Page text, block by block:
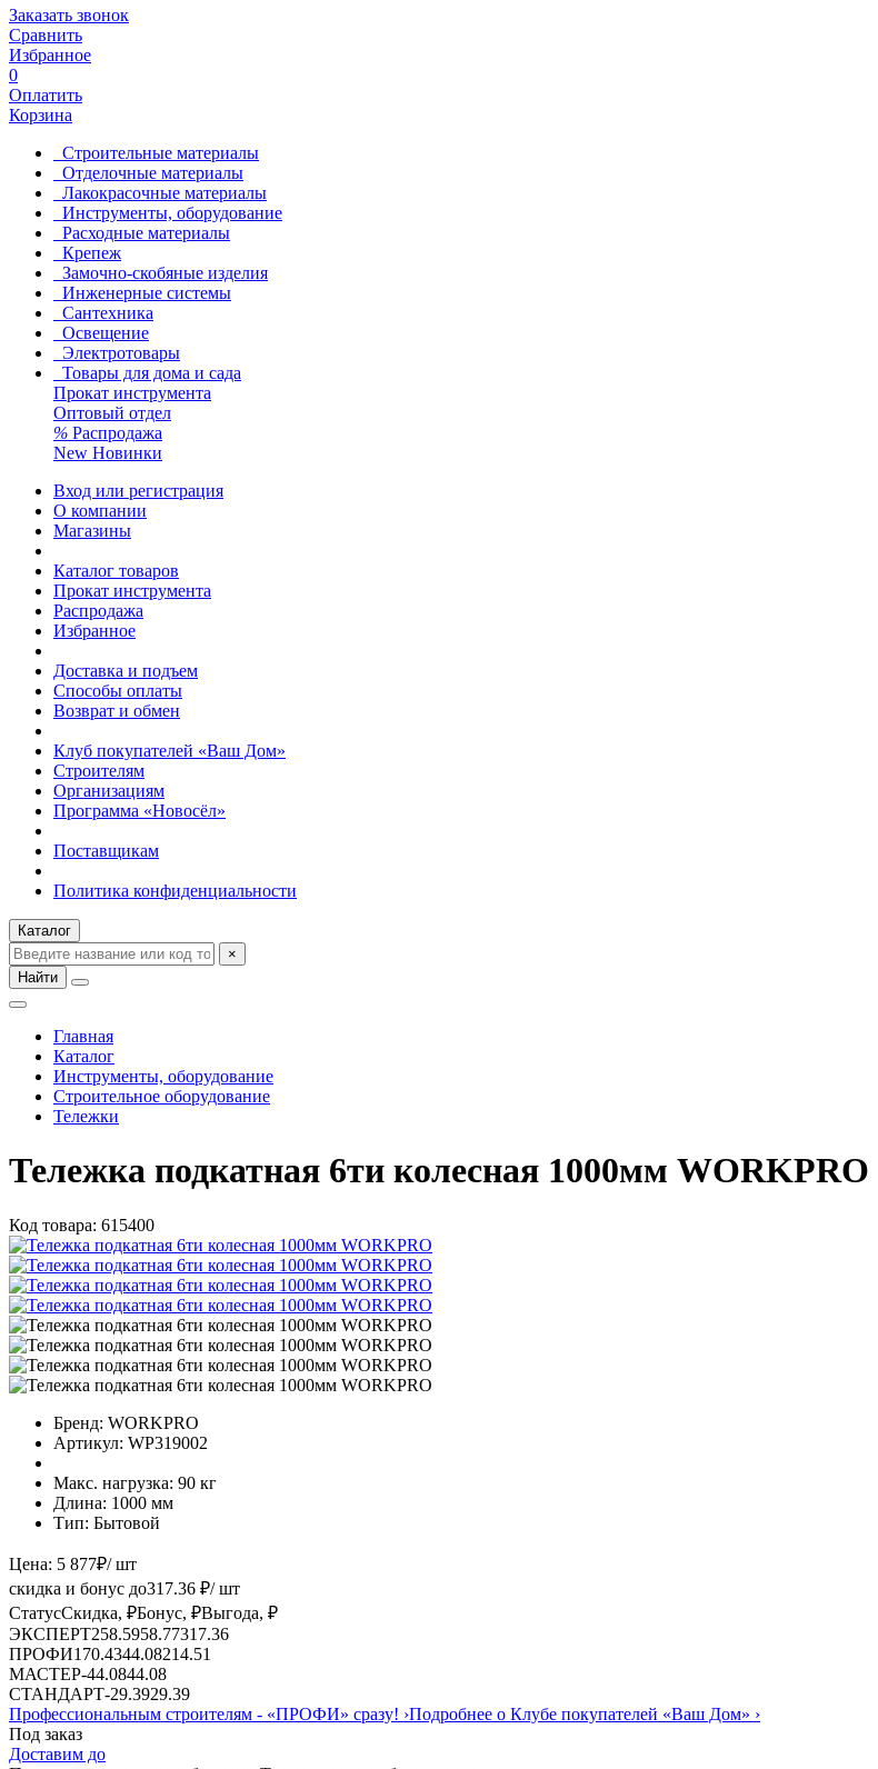
Заказать звонок
Сравнить
Избранное
0
Оплатить
Корзина
Строительные материалы
Отделочные материалы
Лакокрасочные материалы
Инструменты, оборудование
Расходные материалы
Крепеж
Замочно-скобяные изделия
Инженерные системы
Сантехника
Освещение
Электротовары
Товары для дома и сада
Прокат инструмента
Оптовый отдел
% Распродажа
New Новинки
Вход или регистрация
О компании
Магазины
Каталог товаров
Прокат инструмента
Распродажа
Избранное
Доставка и подъем
Способы оплаты
Возврат и обмен
Клуб покупателей «Ваш Дом»
Строителям
Организациям
Программа «Новосёл»
Поставщикам
Политика конфиденциальности
Каталог
×
Найти
Главная
Каталог
Инструменты, оборудование
Строительное оборудование
Тележки
Тележка подкатная 6ти колесная 1000мм WORKPRO
Код товара: 615400
Бренд: WORKPRO
Артикул: WP319002
Макс. нагрузка: 90 кг
Длина: 1000 мм
Тип: Бытовой
Цена: 5 877₽/ шт
скидка и бонус до317.36 ₽/ шт
СтатусСкидка, ₽Бонус, ₽Выгода, ₽
ЭКСПЕРТ258.5958.77317.36
ПРОФИ170.4344.08214.51
МАСТЕР-44.0844.08
СТАНДАРТ-29.3929.39
Профессиональным строителям - «ПРОФИ» сразу! ›Подробнее о Клубе покупателей «Ваш Дом» ›
Под заказ
Доставим до